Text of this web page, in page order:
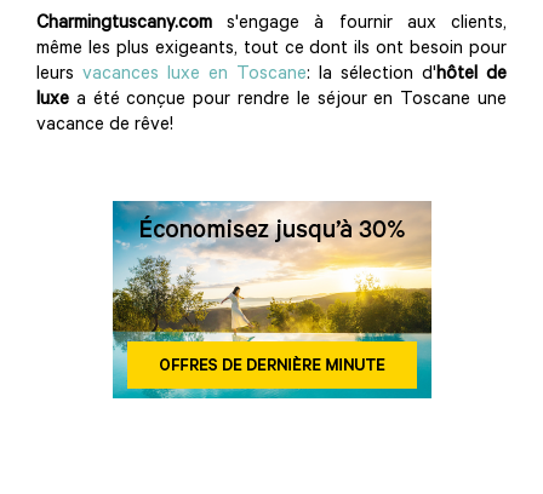
Charmingtuscany.com s'engage à fournir aux clients,
même les plus exigeants, tout ce dont ils ont besoin pour
leurs vacances luxe en Toscane: la sélection d'hôtel de
luxe a été conçue pour rendre le séjour en Toscane une
vacance de rêve!